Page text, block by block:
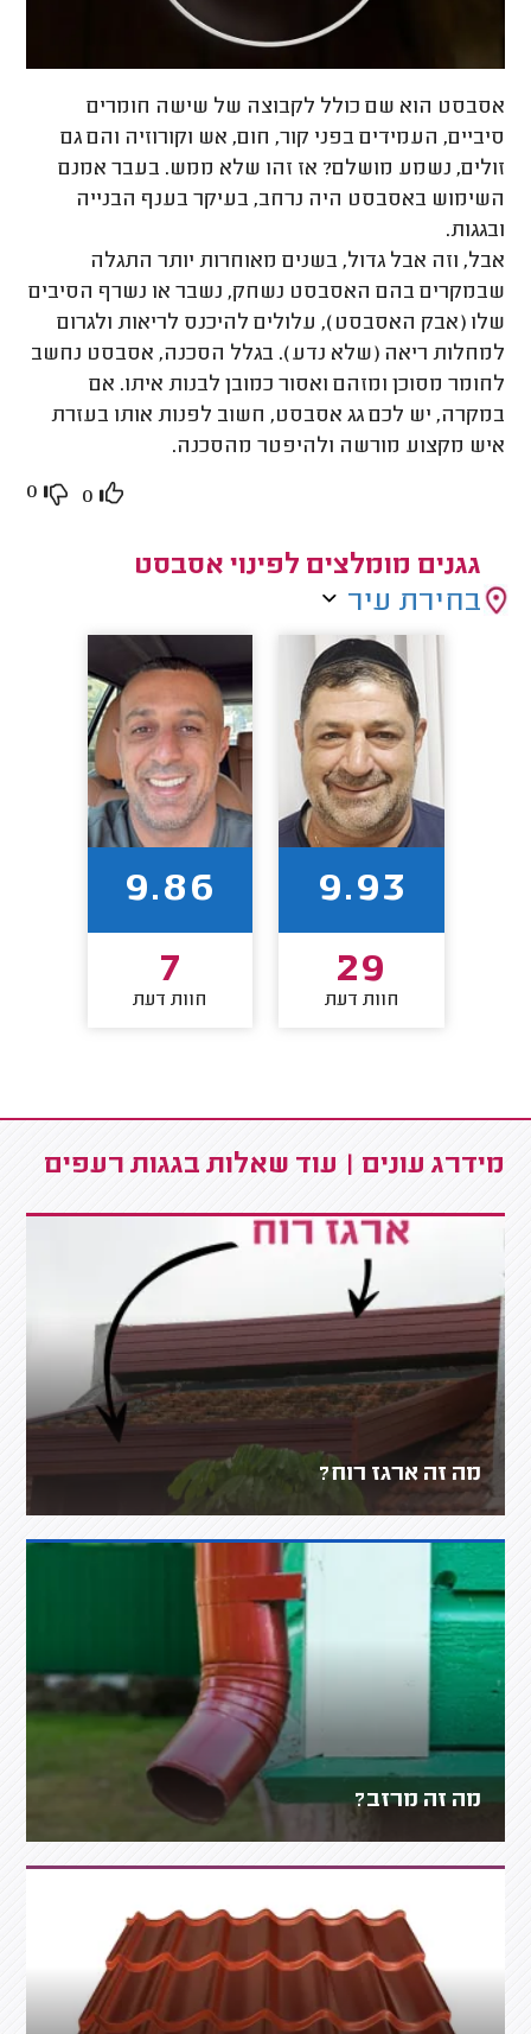
אסבסט הוא שם כולל לקבוצה של שישה חומרים
סיביים, העמידים בפני קור, חום, אש וקורוזיה והם גם
זולים, נשמע מושלם? אז זהו שלא ממש. בעבר אמנם
השימוש באסבסט היה נרחב, בעיקר בענף הבנייה
ובגגות.
אבל, וזה אבל גדול, בשנים מאוחרות יותר התגלה
שבמקרים בהם האסבסט נשחק, נשבר או נשרף הסיבים
שלו (אבק האסבסט), עלולים להיכנס לריאות ולגרום
למחלות ריאה (שלא נדע). בגלל הסכנה, אסבסט נחשב
לחומר מסוכן ומזהם ואסור כמובן לבנות איתו. אם
במקרה, יש לכם גג אסבסט, חשוב לפנות אותו בעזרת
איש מקצוע מורשה ולהיפטר מהסכנה.
0
0
גגנים מומלצים לפינוי אסבסט
בחירת עיר
9.93
29
חוות דעת
9.86
7
חוות דעת
מידרג עונים | עוד שאלות בגגות רעפים
מה זה ארגז רוח?
מה זה מרזב?